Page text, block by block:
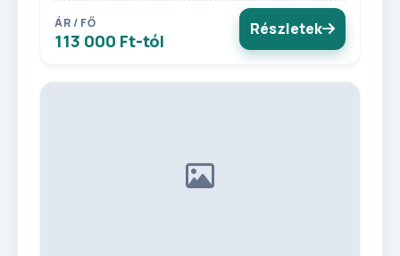
ÁR / FŐ
113 000 Ft-tól
Részletek